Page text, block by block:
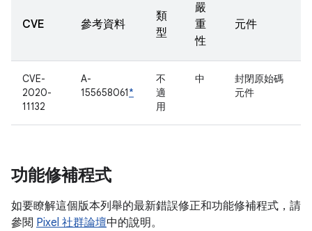
CVE 參考資料
類
型
嚴
重
性
元件
CVE-
2020-
11132
A-
155658061*
不
適
用
中
封閉原始碼
元件
功能修補程式
如要瞭解這個版本列舉的最新錯誤修正和功能修補程式，請
參閱 Pixel 社群論壇中的說明。